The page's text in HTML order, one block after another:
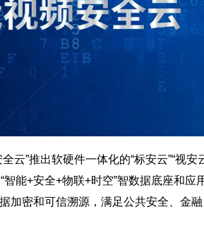
推出软硬件一体化的“标安云”“视安
能+安全+物联+时空”智数据底座和应
加密和可信溯源，满足公共安全、金